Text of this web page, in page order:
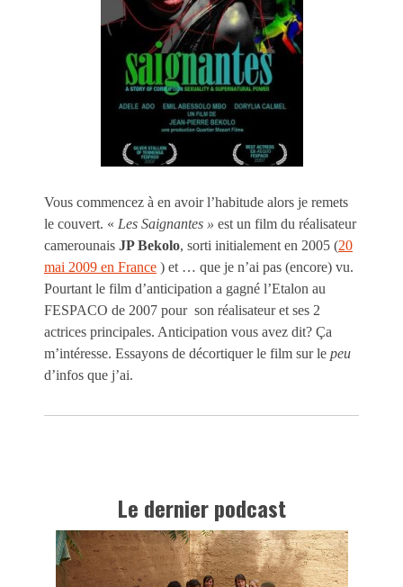
Vous commencez à en avoir l’habitude alors je remets
le couvert. « Les Saignantes » est un film du réalisateur
camerounais JP Bekolo, sorti initialement en 2005 (20
mai 2009 en France ) et … que je n’ai pas (encore) vu.
Pourtant le film d’anticipation a gagné l’Etalon au
FESPACO de 2007 pour son réalisateur et ses 2
actrices principales. Anticipation vous avez dit? Ça
m’intéresse. Essayons de décortiquer le film sur le peu
d’infos que j’ai.
Le dernier podcast